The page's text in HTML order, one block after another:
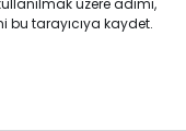
üzere adımı,
tarayıcıya kaydet.